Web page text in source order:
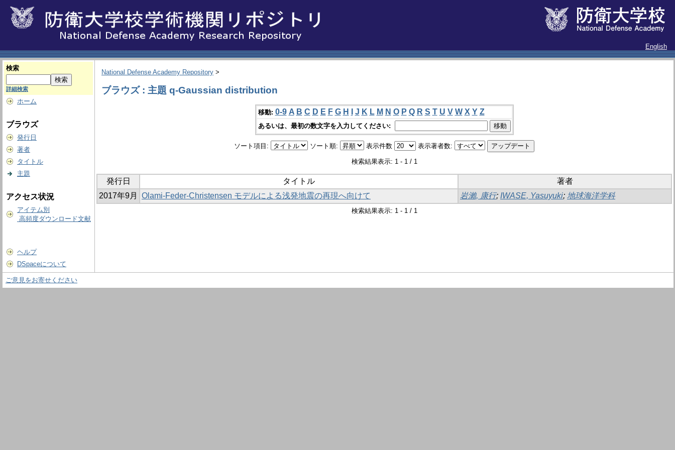
English
検索
詳細検索
ホーム
ブラウズ
発行日
著者
タイトル
主題
アクセス状況
アイテム別
高頻度ダウンロード文献
ヘルプ
DSpaceについて
National Defense Academy Repository >
ブラウズ : 主題 q-Gaussian distribution
移動: 0-9 A B C D E F G H J K L M N O P Q R S T U V W X Y Z
あるいは、最初の数文字を入力してください:
ソート項目: ソート順: 表示件数 表示著者数:
検索結果表示: 1 - 1 / 1
発行日 タイトル
著者
2017年9月
Olami-Feder-Christensen モデルによる浅発地震の再現へ向けて 岩瀨, 康行; IWASE, Yasuyuki; 地球海洋学科
検索結果表示: 1 - 1 / 1
ご意見をお寄せください